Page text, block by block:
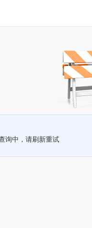
询中，请刷新重试